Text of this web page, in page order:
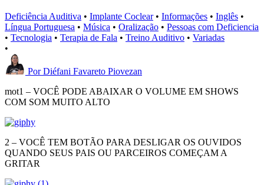
Deficiência Auditiva • Implante Coclear • Informações • Inglês •
Língua Portuguesa • Música • Oralização • Pessoas com Deficiencia
• Tecnologia • Terapia de Fala • Treino Auditivo • Variadas
•
Por Diéfani Favareto Piovezan
mot1 – VOCÊ PODE ABAIXAR O VOLUME EM SHOWS
COM SOM MUITO ALTO
2 – VOCÊ TEM BOTÃO PARA DESLIGAR OS OUVIDOS
QUANDO SEUS PAIS OU PARCEIROS COMEÇAM A
GRITAR